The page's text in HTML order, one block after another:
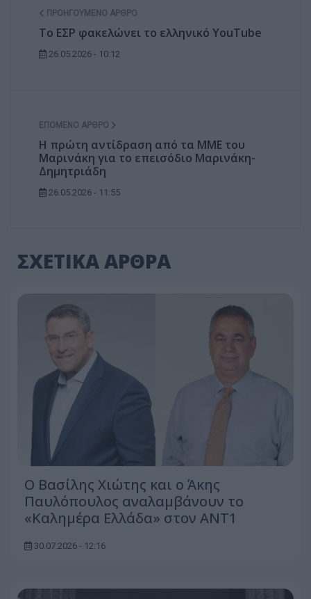
ΠΡΟΗΓΟΎΜΕΝΟ ΆΡΘΡΟ
Το ΕΣΡ φακελώνει το ελληνικό YouTube
26.05.2026 - 10:12
ΕΠΌΜΕΝΟ ΆΡΘΡΟ
H πρώτη αντίδραση από τα ΜΜΕ του
Μαρινάκη για το επεισόδιο Μαρινάκη-
Δημητριάδη
26.05.2026 - 11:55
ΣΧΕΤΙΚΑ ΑΡΘΡΑ
Ο Βασίλης Χιώτης και ο Άκης
Παυλόπουλος αναλαμβάνουν το
«Καλημέρα Ελλάδα» στον ΑΝΤ1
30.07.2026 - 12:16